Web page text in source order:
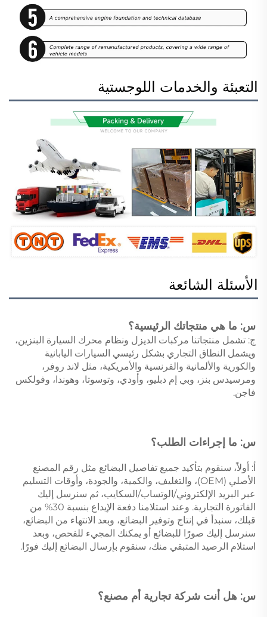
التعبئة والخدمات اللوجستية
الأسئلة الشائعة
س: ما هي منتجاتك الرئيسية؟
فاجن.
س: ما إجراءات الطلب؟
استلام الرصيد المتبقي منك، سنقوم بإرسال البضائع إليك فورًا.
س: هل أنت شركة تجارية أم مصنع؟